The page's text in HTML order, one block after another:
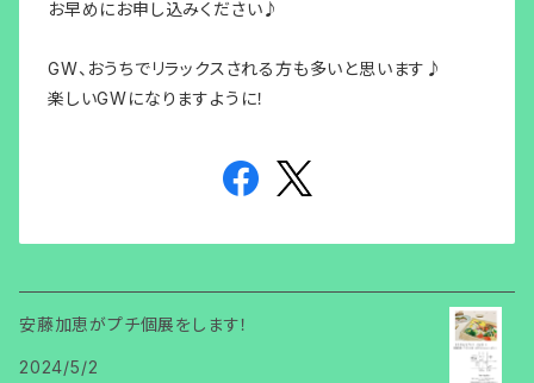
お早めにお申し込みください♪
GW、おうちでリラックスされる方も多いと思います♪
楽しいGWになりますように！
安藤加恵がプチ個展をします！
2024/5/2